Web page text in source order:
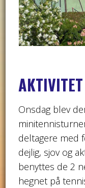
Onsdag blev
deltagere med
dejlig, sjov og
benyttes de 2
hegnet på